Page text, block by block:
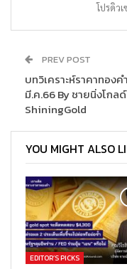
โปรดิว
PREV POST
บทวิเคราะห์ราคาทองค
มี.ค.66 By ชายนิ่งโกล
ShiningGold
YOU MIGHT ALSO
EDITOR’S PICKS